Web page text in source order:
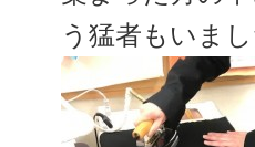
う猛者もいまし